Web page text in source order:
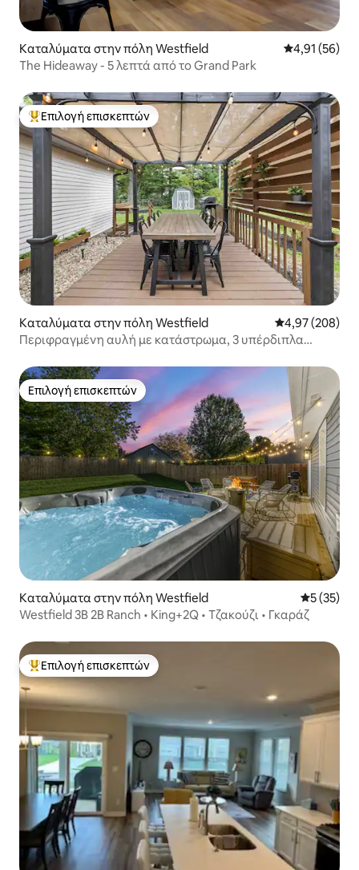
Καταλύματα στην πόλη Westfield Μέση
4,91 (56)
The Hideaway - 5 λεπτά από το Grand Park
Κορυφαία επιλογή επισκεπτών
Επιλογή επισκεπτών
Καταλύματα στην πόλη Westfield Μέση
4,97 (208)
Περιφραγμένη αυλή με κατάστρωμα, 3 υπέρδιπλα
Επιλογή επισκεπτών
Επιλογή επισκεπτών
Καταλύματα στην πόλη Westfield Μέση
5 (35)
Westfield 3B 2B Ranch • King+2Q • Τζακούζι • Γκαράζ
Κορυφαία επιλογή επισκεπτών
Επιλογή επισκεπτών